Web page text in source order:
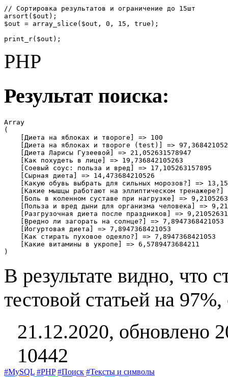
// Сортировка результатов и ограничение до 15шт
arsort($out);
$out = array_slice($out, 0, 15, true);
print_r($out);
PHP
Результат поиска:
Array
(
    [Диета на яблоках и твороге] => 100
[Диета на яблоках и твороге (test)] =>
    [Диета Ларисы Гузеевой] => 21,052631578947
    [Как похудеть в лице] => 19,736842105263
    [Соевый соус: польза и вред] => 17,105263157895
    [Сырная диета] => 14,473684210526
[Какую обувь выбрать для сильных морозов?] =>
[Какие мышцы работают на эллиптическом тренажере?]
[Боль в коленном суставе при нагрузке] =>
[Польза и вред дыни для организма человека] =>
[Разгрузочная диета после праздников] =>
    [Вредно ли загорать на солнце?] => 7,8947368421053
    [Йогуртовая диета] => 7,8947368421053
    [Как стирать пуховое одеяло?] => 7,8947368421053
    [Какие витамины в укропе] => 6,5789473684211
)
В результате видно, что
тестовой статьей на
21.12.2020, обновлено
10442
#MySQL #PHP #Поиск #Тексты и символы